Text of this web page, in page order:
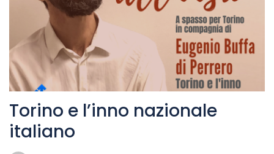
Torino e l’inno nazionale
italiano